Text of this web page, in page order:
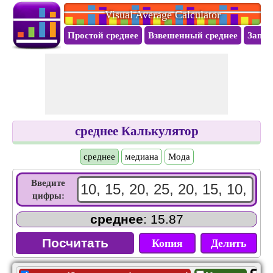
Visual Average Calculator
Простой среднее Взвешенный среднее Запас
среднее Калькулятор
среднее медиана Mода
Введите
цифры:
среднее: 15.87
Копия Делить